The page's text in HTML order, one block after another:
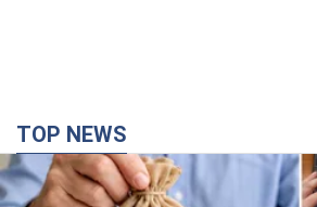
TOP NEWS